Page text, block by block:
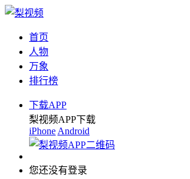
首页
人物
万象
排行榜
下载APP
梨视频APP下载
iPhone Android
您还没有登录